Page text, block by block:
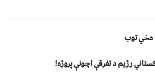
مخي توب
رژیم د تفرقې اچونې پروژه!